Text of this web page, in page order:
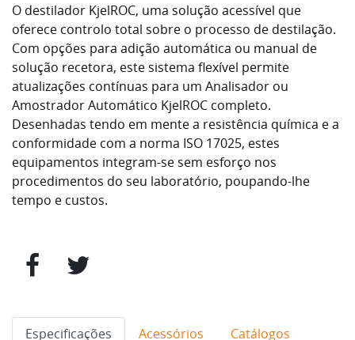
O destilador KjelROC, uma solução acessível que
oferece controlo total sobre o processo de destilação.
Com opções para adição automática ou manual de
solução recetora, este sistema flexível permite
atualizações contínuas para um Analisador ou
Amostrador Automático KjelROC completo.
Desenhadas tendo em mente a resistência química e a
conformidade com a norma ISO 17025, estes
equipamentos integram-se sem esforço nos
procedimentos do seu laboratório, poupando-lhe
tempo e custos.
Especificações Acessórios Catálogos